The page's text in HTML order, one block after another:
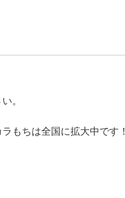
。
もちは全国に拡大中です！